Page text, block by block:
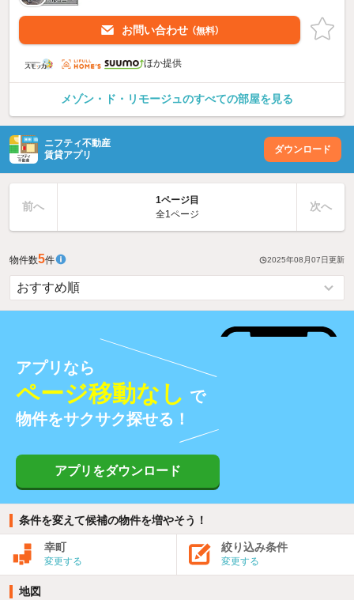
お問い合わせ （無料）
ほか提供
メゾン・ド・リモージュのすべての部屋を見る
ニフティ不動産
賃貸アプリ
ダウンロード
前へ
1ページ目
全1ページ
次へ
物件数5件 2025年08月07日更新
アプリなら
ページ移動なし で
物件をサクサク探せる！
アプリをダウンロード
条件を変えて候補の物件を増やそう！
幸町
変更する
絞り込み条件
変更する
地図